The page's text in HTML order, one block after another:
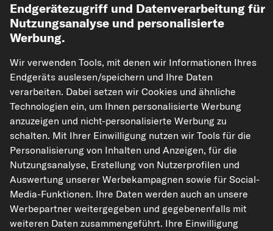
D-Wert [kN]
12,4
Gewicht [kg]
weitere Eigenschaften
Fahrzeugtypen
BRINK Anhängevorrichtung
Art.-Nr. 488600
135,78 €
UVP: 271,20 €
-49%
inkl. 20% MwSt.,
zzgl. Versand
Endgerätezugriff und Datenverarbeitung für
Nutzungsanalyse und personalisierte
Werbung.
Wir verwenden Tools, mit denen wir Informationen Ihres
Endgeräts auslesen/speichern und Ihre Daten
verarbeiten. Dabei setzen wir Cookies und ähnliche
Technologien ein, um Ihnen personalisierte Werbung
anzuzeigen und nicht-personalisierte Werbung zu
schalten. Mit Ihrer Einwilligung nutzen wir Tools für die
Personalisierung von Inhalten und Anzeigen, für die
Nutzungsanalyse, Erstellung von Nutzerprofilen und
Auswertung unserer Werbekampagnen sowie für Social-
Media-Funktionen. Ihre Daten werden auch an unsere
Werbepartner weitergegeben und gegebenenfalls mit
weiteren Daten zusammengeführt. Ihre Einwilligung